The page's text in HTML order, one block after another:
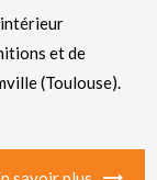
intérieur
et de
(Toulouse).